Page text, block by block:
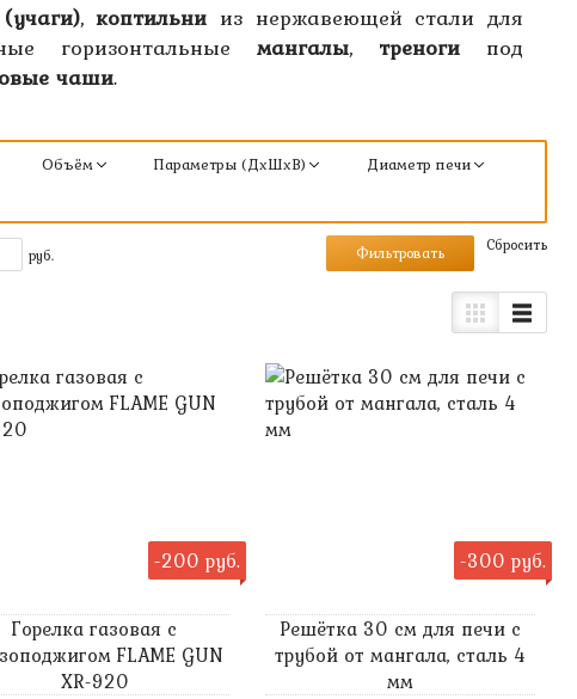
,коптильни из нержавеющей стали для
горизонтальные мангалы, треноги под
чаши.
руб.
Объём Параметры (ДхШхВ)
Диаметр печи
Cбросить
-200 руб.
Горелка газовая с
FLAME GUN
XR-920
-300 руб.
Решётка 30 см для печи с
трубой от мангала, сталь 4
мм